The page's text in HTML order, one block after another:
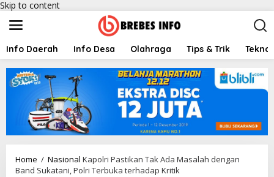
Skip to content
Info Daerah Info Desa Olahraga Tips & Trik
Home / Nasional Kapolri Pastikan Tak Ada Masalah dengan
Band Sukatani, Polri Terbuka terhadap Kritik